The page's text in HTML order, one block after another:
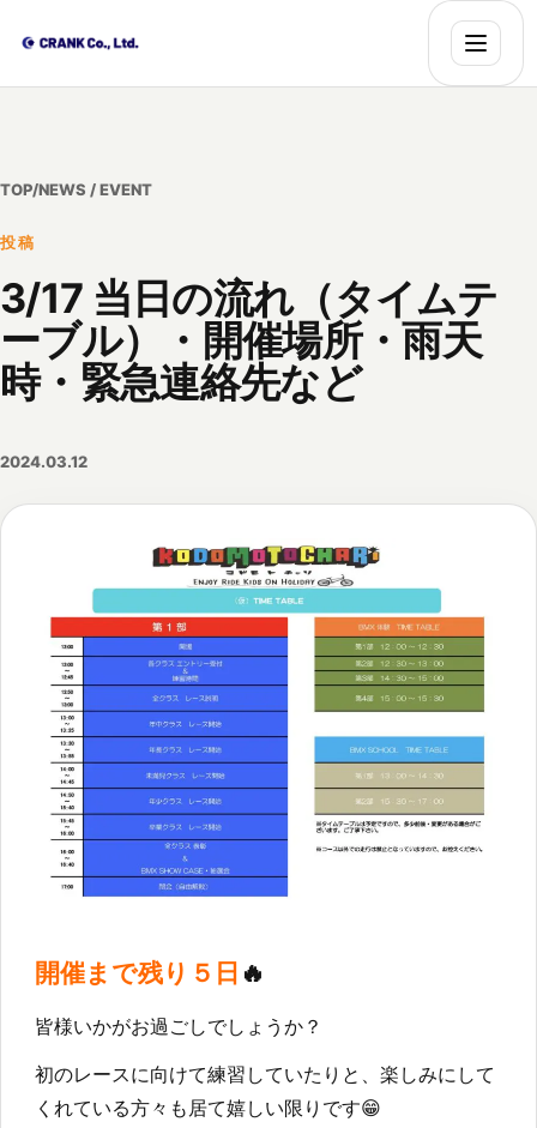
TOP/NEWS / EVENT
投稿
3/17 当日の流れ（タイムテ
ーブル）・開催場所・雨天
時・緊急連絡先など
2024.03.12
開催まで残り５日 🔥
皆様いかがお過ごしでしょうか？
初のレースに向けて練習していたりと、楽しみにして
くれている方々も居て嬉しい限りです😁